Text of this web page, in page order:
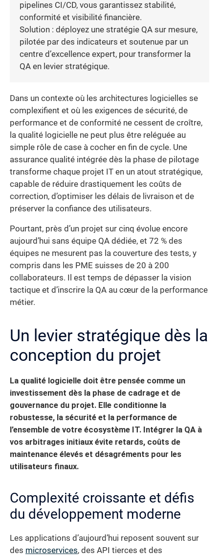
pipelines CI/CD, vous garantissez stabilité,
conformité et visibilité financière.
Solution : déployez une stratégie QA sur mesure,
pilotée par des indicateurs et soutenue par un
centre d’excellence expert, pour transformer la
QA en levier stratégique.
Dans un contexte où les architectures logicielles se
complexifient et où les exigences de sécurité, de
performance et de conformité ne cessent de croître,
la qualité logicielle ne peut plus être reléguée au
simple rôle de case à cocher en fin de cycle. Une
assurance qualité intégrée dès la phase de pilotage
transforme chaque projet IT en un atout stratégique,
capable de réduire drastiquement les coûts de
correction, d’optimiser les délais de livraison et de
préserver la confiance des utilisateurs.
Pourtant, près d’un projet sur cinq évolue encore
aujourd’hui sans équipe QA dédiée, et 72 % des
équipes ne mesurent pas la couverture des tests, y
compris dans les PME suisses de 20 à 200
collaborateurs. Il est temps de dépasser la vision
tactique et d’inscrire la QA au cœur de la performance
métier.
Un levier stratégique dès la
conception du projet
La qualité logicielle doit être pensée comme un
investissement dès la phase de cadrage et de
gouvernance du projet. Elle conditionne la
robustesse, la sécurité et la performance de
l’ensemble de votre écosystème IT. Intégrer la QA à
vos arbitrages initiaux évite retards, coûts de
maintenance élevés et désagréments pour les
utilisateurs finaux.
Complexité croissante et défis
du développement moderne
Les applications d’aujourd’hui reposent souvent sur
des microservices, des API tierces et des